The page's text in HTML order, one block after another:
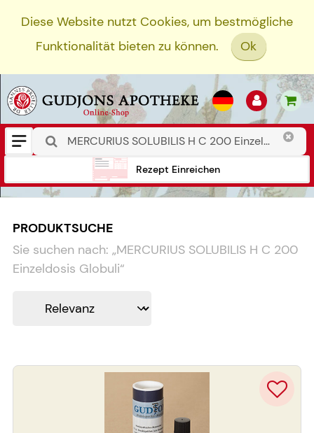
Diese Website nutzt Cookies, um bestmögliche
Funktionalität bieten zu können.
Ok
Rezept Einreichen
PRODUKTSUCHE
Sie suchen nach: „MERCURIUS SOLUBILIS H C 200
Einzeldosis Globuli“